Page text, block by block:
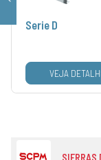
SIERRAS
Serie D
VEJA